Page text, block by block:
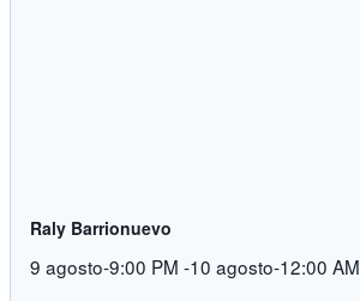
Raly Barrionuevo
9 agosto-9:00 PM -10 agosto-12:00 AM